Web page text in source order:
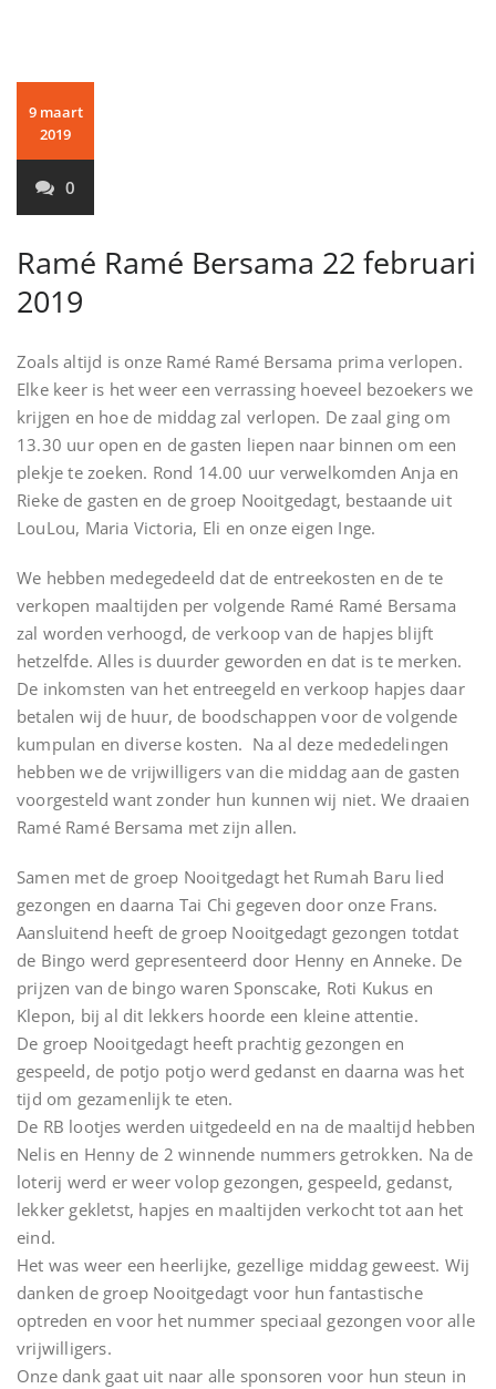
9 maart
2019
0
Ramé Ramé Bersama 22 februari
2019
Zoals altijd is onze Ramé Ramé Bersama prima verlopen.
Elke keer is het weer een verrassing hoeveel bezoekers we
krijgen en hoe de middag zal verlopen. De zaal ging om
13.30 uur open en de gasten liepen naar binnen om een
plekje te zoeken. Rond 14.00 uur verwelkomden Anja en
Rieke de gasten en de groep Nooitgedagt, bestaande uit
LouLou, Maria Victoria, Eli en onze eigen Inge.
We hebben medegedeeld dat de entreekosten en de te
verkopen maaltijden per volgende Ramé Ramé Bersama
zal worden verhoogd, de verkoop van de hapjes blijft
hetzelfde. Alles is duurder geworden en dat is te merken.
De inkomsten van het entreegeld en verkoop hapjes daar
betalen wij de huur, de boodschappen voor de volgende
kumpulan en diverse kosten. Na al deze mededelingen
hebben we de vrijwilligers van die middag aan de gasten
voorgesteld want zonder hun kunnen wij niet. We draaien
Ramé Ramé Bersama met zijn allen.
Samen met de groep Nooitgedagt het Rumah Baru lied
gezongen en daarna Tai Chi gegeven door onze Frans.
Aansluitend heeft de groep Nooitgedagt gezongen totdat
de Bingo werd gepresenteerd door Henny en Anneke. De
prijzen van de bingo waren Sponscake, Roti Kukus en
Klepon, bij al dit lekkers hoorde een kleine attentie.
De groep Nooitgedagt heeft prachtig gezongen en
gespeeld, de potjo potjo werd gedanst en daarna was het
tijd om gezamenlijk te eten.
De RB lootjes werden uitgedeeld en na de maaltijd hebben
Nelis en Henny de 2 winnende nummers getrokken. Na de
loterij werd er weer volop gezongen, gespeeld, gedanst,
lekker gekletst, hapjes en maaltijden verkocht tot aan het
eind.
Het was weer een heerlijke, gezellige middag geweest. Wij
danken de groep Nooitgedagt voor hun fantastische
optreden en voor het nummer speciaal gezongen voor alle
vrijwilligers.
Onze dank gaat uit naar alle sponsoren voor hun steun in